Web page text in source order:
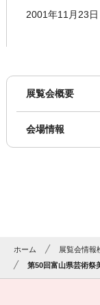
2001年11月23日
展覧会概要
会場情報
ホーム
展覧会情報
第50回富山県芸術祭